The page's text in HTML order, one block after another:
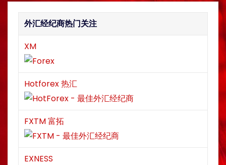
外汇经纪商热门关注
XM
Hotforex 热汇
FXTM 富拓
EXNESS